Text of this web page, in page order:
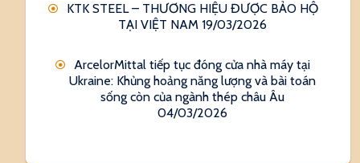
KTK STEEL – THƯƠNG HIỆU ĐƯỢC BẢO HỘ
TẠI VIỆT NAM 19/03/2026
ArcelorMittal tiếp tục đóng cửa nhà máy tại
Ukraine: Khủng hoảng năng lượng và bài toán
sống còn của ngành thép châu Âu
04/03/2026